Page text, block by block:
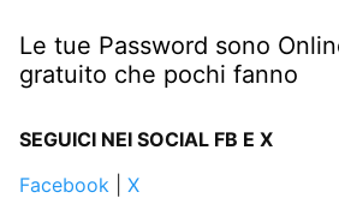
Le tue Password sono
gratuito che pochi fanno
SEGUICI NEI SOCIAL FB E X
Facebook
X